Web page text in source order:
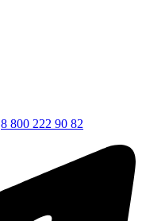
8 800 222 90 82